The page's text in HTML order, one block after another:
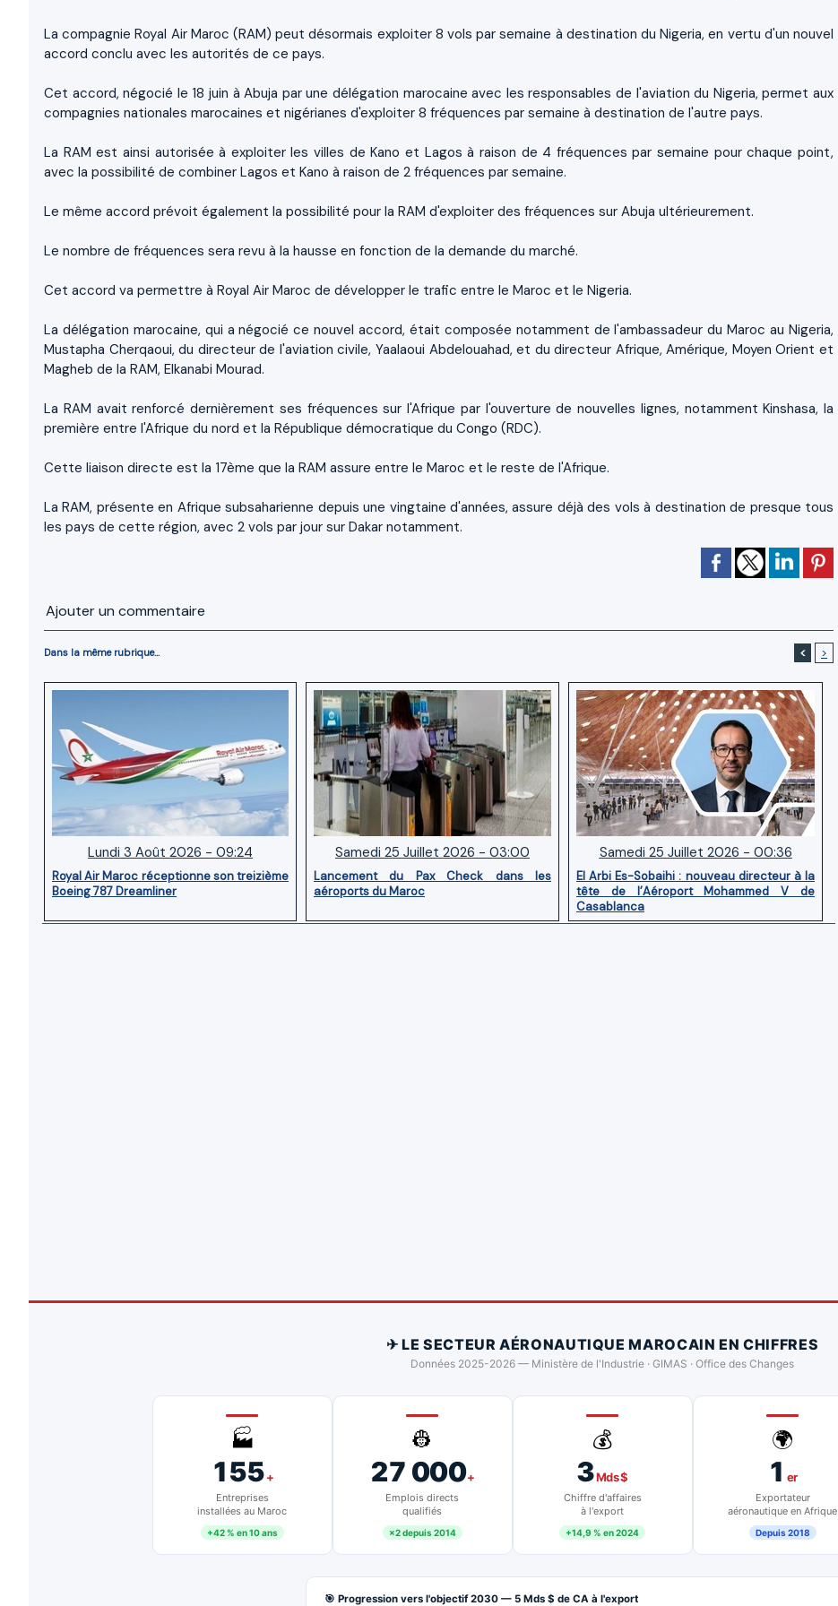
La compagnie Royal Air Maroc (RAM) peut désormais exploiter 8 vols par semaine à destination du Nigeria, en vertu d'un nouvel
accord conclu avec les autorités de ce pays.
Cet accord, négocié le 18 juin à Abuja par une délégation marocaine avec les responsables de l'aviation du Nigeria, permet aux
compagnies nationales marocaines et nigérianes d'exploiter 8 fréquences par semaine à destination de l'autre pays.
La RAM est ainsi autorisée à exploiter les villes de Kano et Lagos à raison de 4 fréquences par semaine pour chaque point,
avec la possibilité de combiner Lagos et Kano à raison de 2 fréquences par semaine.
Le même accord prévoit également la possibilité pour la RAM d'exploiter des fréquences sur Abuja ultérieurement.
Le nombre de fréquences sera revu à la hausse en fonction de la demande du marché.
Cet accord va permettre à Royal Air Maroc de développer le trafic entre le Maroc et le Nigeria.
La délégation marocaine, qui a négocié ce nouvel accord, était composée notamment de l'ambassadeur du Maroc au Nigeria,
Mustapha Cherqaoui, du directeur de l'aviation civile, Yaalaoui Abdelouahad, et du directeur Afrique, Amérique, Moyen Orient et
Magheb de la RAM, Elkanabi Mourad.
La RAM avait renforcé dernièrement ses fréquences sur l'Afrique par l'ouverture de nouvelles lignes, notamment Kinshasa, la
première entre l'Afrique du nord et la République démocratique du Congo (RDC).
Cette liaison directe est la 17ème que la RAM assure entre le Maroc et le reste de l'Afrique.
La RAM, présente en Afrique subsaharienne depuis une vingtaine d'années, assure déjà des vols à destination de presque tous
les pays de cette région, avec 2 vols par jour sur Dakar notamment.
Ajouter un commentaire
Dans la même rubrique... < >
Lundi 3 Août 2026 - 09:24
Royal Air Maroc réceptionne son treizième
Boeing 787 Dreamliner
Samedi 25 Juillet 2026 - 03:00
Lancement du Pax Check dans les
aéroports du Maroc
Samedi 25 Juillet 2026 - 00:36
El Arbi Es-Sobaihi : nouveau directeur à la
tête de l’Aéroport Mohammed V de
Casablanca
✈ LE SECTEUR AÉRONAUTIQUE MAROCAIN EN CHIFFRES
Données 2025-2026 — Ministère de l'Industrie · GIMAS · Office des Changes
🏭
155+
Entreprises
installées au Maroc
+42 % en 10 ans
👷
27 000+
Emplois directs
qualifiés
×2 depuis 2014
💰
3Mds $
Chiffre d'affaires
à l'export
+14,9 % en 2024
🌍
1 er
Exportateur
aéronautique en Afrique
Depuis 2018
🎯 Progression vers l'objectif 2030 — 5 Mds $ de CA à l'export